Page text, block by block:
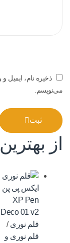
ذخیره نام، ایمیل
می‌نویسم.
ثبت
از
قلم نوری/
قلم نوری و